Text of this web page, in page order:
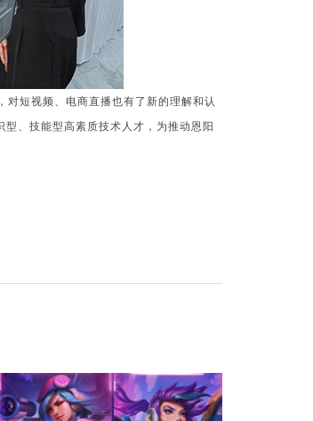
对短视频、电商直播也有了新的理解和认
、技能型高素质技术人才，为推动恩阳